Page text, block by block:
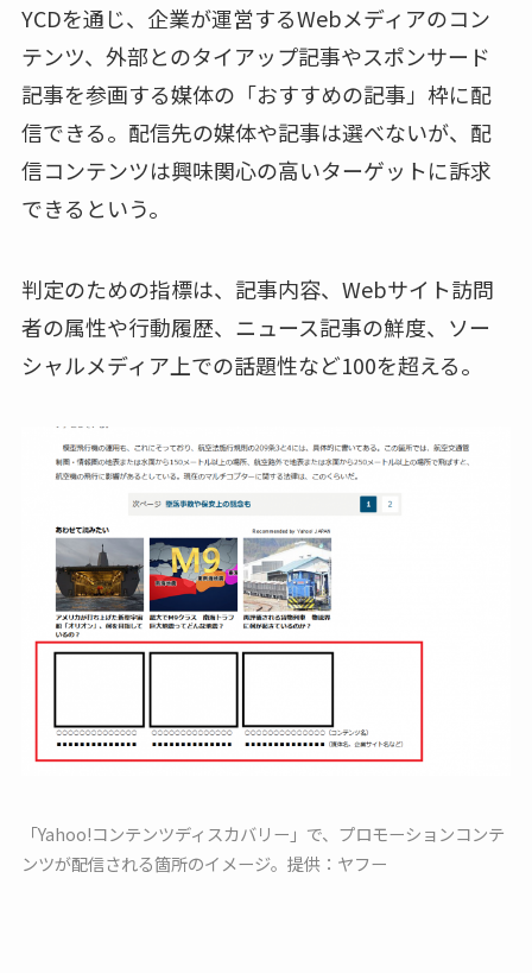
YCDを通じ、企業が運営するWebメディアのコン
テンツ、外部とのタイアップ記事やスポンサード
記事を参画する媒体の「おすすめの記事」枠に配
信できる。配信先の媒体や記事は選べないが、配
信コンテンツは興味関心の高いターゲットに訴求
できるという。
判定のための指標は、記事内容、Webサイト訪問
者の属性や行動履歴、ニュース記事の鮮度、ソー
シャルメディア上での話題性など100を超える。
「Yahoo!コンテンツディスカバリー」で、プロモーションコンテ
ンツが配信される箇所のイメージ。提供：ヤフー